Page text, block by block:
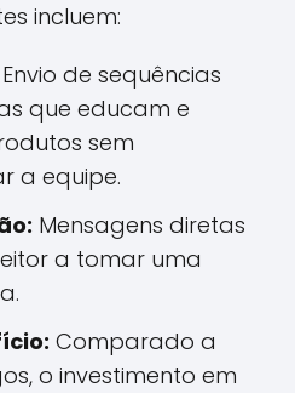
incluem:
Envio de sequências
que educam e
sem
a equipe.
Mensagens diretas
a tomar uma
Comparado a
o investimento em